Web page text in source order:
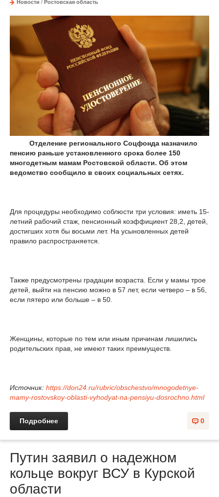
Новости / Ростовская область
Отделение регионального Соцфонда назначило
пенсию раньше установленного срока более 150
многодетным мамам Ростовской области. Об этом
ведомство сообщило в своих социальных сетях.
Для процедуры необходимо соблюсти три условия: иметь 15-
летний рабочий стаж, пенсионный коэффициент 28,2, детей,
достигших хотя бы восьми лет. На усыновленных детей
правило распространяется.
Также предусмотрены градации возраста. Если у мамы трое
детей, выйти на пенсию можно в 57 лет, если четверо – в 56,
если пятеро или больше – в 50.
Женщины, которые по тем или иным причинам лишились
родительских прав, не имеют таких преимуществ.
Источник: https://don24.ru/rubric/obschestvo/mnogodetnye-
mamy-rostovskoy-oblasti-vyhodyat-na-pensiyu-dosrochno.html
0
Подробнее
Путин заявил о надежном
кольце вокруг ВСУ в Курской
области